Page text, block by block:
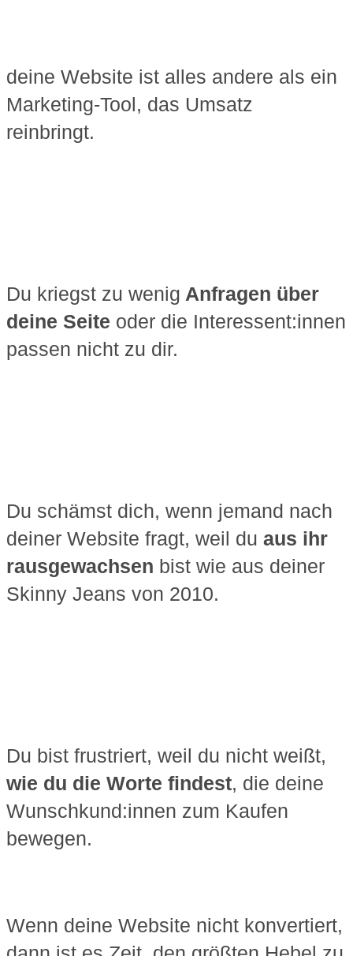
deine Website ist alles andere als ein
Marketing-Tool, das Umsatz
reinbringt.
Du kriegst zu wenig Anfragen über
deine Seite oder die Interessent:innen
passen nicht zu dir.
Du schämst dich, wenn jemand nach
deiner Website fragt, weil du aus ihr
rausgewachsen bist wie aus deiner
Skinny Jeans von 2010.
Du bist frustriert, weil du nicht weißt,
wie du die Worte findest, die deine
Wunschkund:innen zum Kaufen
bewegen.
Wenn deine Website nicht konvertiert,